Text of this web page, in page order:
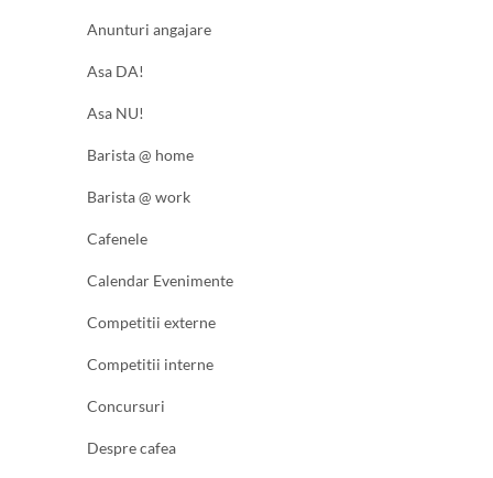
Anunturi angajare
Asa DA!
Asa NU!
Barista @ home
Barista @ work
Cafenele
Calendar Evenimente
Competitii externe
Competitii interne
Concursuri
Despre cafea